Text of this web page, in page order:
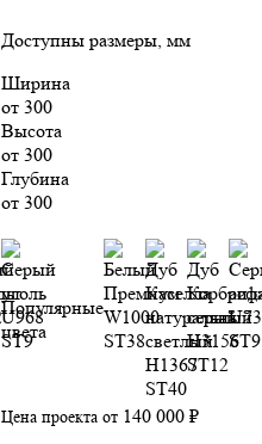
Доступны размеры, мм
Ширина
от 300
Высота
от 300
Глубина
от 300
Популярные
цвета
Цена проекта от 140 000 ₽